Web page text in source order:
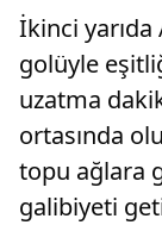
İkinci yarıda
golüyle
uzatma
ortasında
topu ağlara
galibiyeti